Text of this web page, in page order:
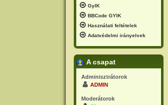
GyIK
BBCode GYIK
Használati feltételek
Adatvédelmi irányelvek
A csapat
Adminisztrátorok
ADMIN
Moderátorok